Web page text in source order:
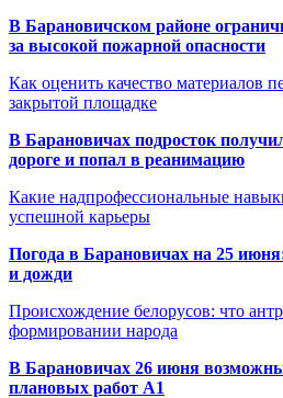
В Барановичском районе
за высокой пожарной опасности
Как оценить качество материалов
закрытой площадке
В Барановичах подросток
дороге и попал в реанимацию
Какие надпрофессиональные
успешной карьеры
Погода в Барановичах на 25
и дожди
Происхождение белорусов: что
формировании народа
В Барановичах 26 июня возможны
плановых работ A1